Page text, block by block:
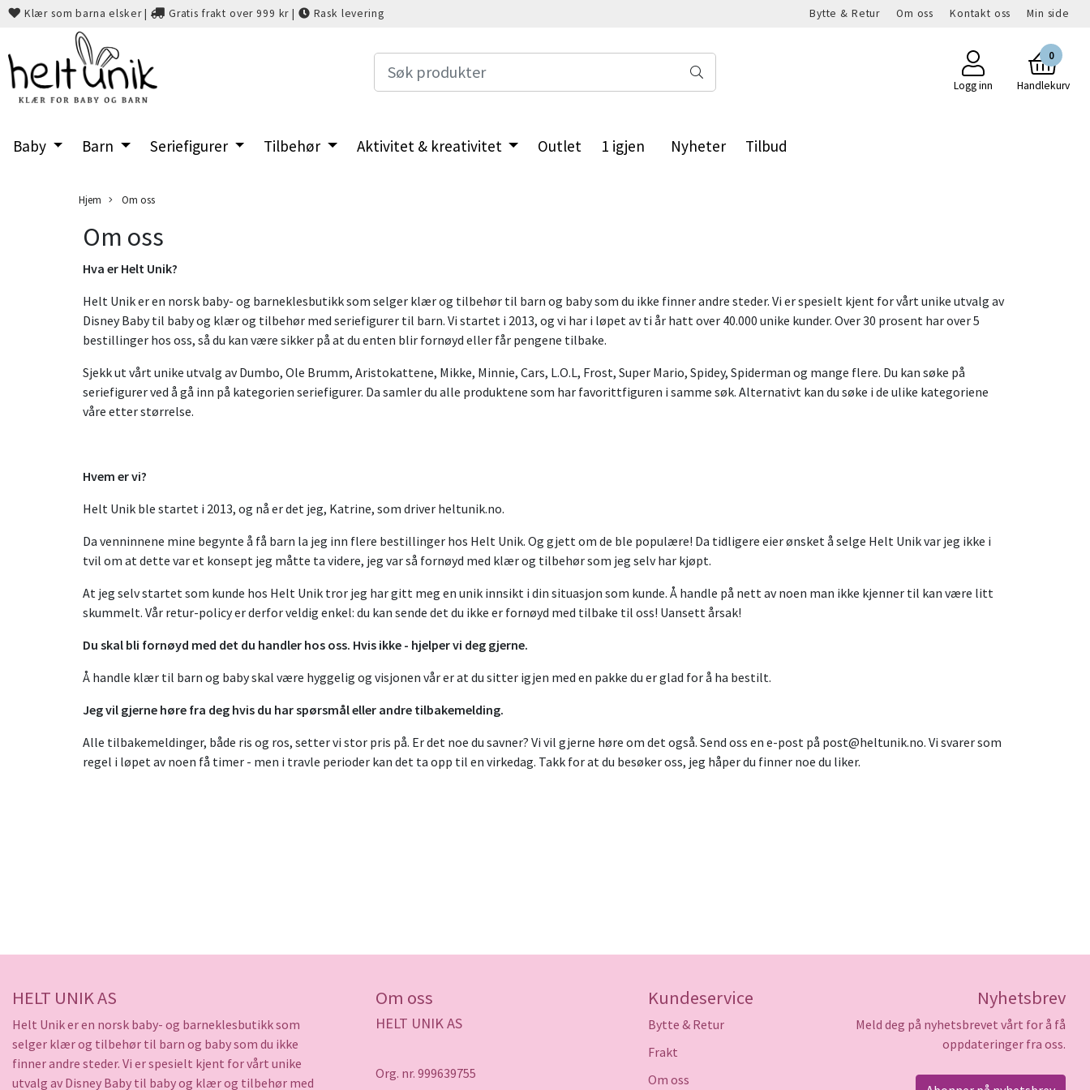
Klær som barna elsker| Gratis frakt over 999 kr | Rask levering Bytte & Retur Om oss Kontakt oss Min side
Logg inn
0
Handlekurv
Baby Barn Seriefigurer Tilbehør Aktivitet & kreativitet Outlet 1 igjen Nyheter Tilbud
Hjem Om oss
Om oss
Hva er Helt Unik?
Helt Unik er en norsk baby- og barneklesbutikk som selger klær og tilbehør til barn og baby som du ikke finner andre steder. Vi er spesielt kjent for vårt unike utvalg av
Disney Baby til baby og klær og tilbehør med seriefigurer til barn. Vi startet i 2013, og vi har i løpet av ti år hatt over 40.000 unike kunder. Over 30 prosent har over 5
bestillinger hos oss, så du kan være sikker på at du enten blir fornøyd eller får pengene tilbake.
Sjekk ut vårt unike utvalg av Dumbo, Ole Brumm, Aristokattene, Mikke, Minnie, Cars, L.O.L, Frost, Super Mario, Spidey, Spiderman og mange flere. Du kan søke på
seriefigurer ved å gå inn på kategorien seriefigurer. Da samler du alle produktene som har favorittfiguren i samme søk. Alternativt kan du søke i de ulike kategoriene
våre etter størrelse.
Hvem er vi?
Helt Unik ble startet i 2013, og nå er det jeg, Katrine, som driver heltunik.no.
Da venninnene mine begynte å få barn la jeg inn flere bestillinger hos Helt Unik. Og gjett om de ble populære! Da tidligere eier ønsket å selge Helt Unik var jeg ikke i
tvil om at dette var et konsept jeg måtte ta videre, jeg var så fornøyd med klær og tilbehør som jeg selv har kjøpt.
At jeg selv startet som kunde hos Helt Unik tror jeg har gitt meg en unik innsikt i din situasjon som kunde. Å handle på nett av noen man ikke kjenner til kan være litt
skummelt. Vår retur-policy er derfor veldig enkel: du kan sende det du ikke er fornøyd med tilbake til oss! Uansett årsak!
Du skal bli fornøyd med det du handler hos oss. Hvis ikke - hjelper vi deg gjerne.
Å handle klær til barn og baby skal være hyggelig og visjonen vår er at du sitter igjen med en pakke du er glad for å ha bestilt.
Jeg vil gjerne høre fra deg hvis du har spørsmål eller andre tilbakemelding.
Alle tilbakemeldinger, både ris og ros, setter vi stor pris på. Er det noe du savner? Vi vil gjerne høre om det også. Send oss en e-post på post@heltunik.no. Vi svarer som
regel i løpet av noen få timer - men i travle perioder kan det ta opp til en virkedag. Takk for at du besøker oss, jeg håper du finner noe du liker.
HELT UNIK AS
Helt Unik er en norsk baby- og barneklesbutikk som
selger klær og tilbehør til barn og baby som du ikke
finner andre steder. Vi er spesielt kjent for vårt unike
utvalg av Disney Baby til baby og klær og tilbehør med
Om oss
HELT UNIK AS
Org. nr. 999639755
Kundeservice
Bytte & Retur
Frakt
Om oss
Nyhetsbrev
Meld deg på nyhetsbrevet vårt for å få
oppdateringer fra oss.